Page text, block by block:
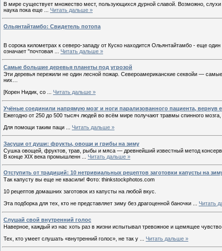
В мире существует множество мест, пользующихся дурной славой. Возможно,
наука пока еще
Читать дальше »
Ольянтайтамбо: Свидетель потопа
В сорока километрах к северо-западу от Куско находится Ольянтайтамбо - еще
означает "почтовая
Читать дальше »
Самые большие деревья планеты под угрозой
Эти деревья пережили не один лесной пожар. Североамериканские секвойи —
них…
[Корен Нидик, со
Читать дальше »
Учёные соединили напрямую мозг и ноги парализованного пациента, вернув
Ежегодно от 250 до 500 тысяч людей во всём мире получают травмы спинного
Для помощи таким паци
Читать дальше »
Засуши от души: фрукты, овощи и грибы на зиму
Сушка овощей, фруктов, трав, рыбы и мяса — древнейший известный метод
В конце XIX века промышленн
Читать дальше »
Отступить от традиций: 10 нетривиальных рецептов заготовки капусты на
Так капусту вы еще не квасили! Фото: thinkstockphotos.com
10 рецептов домашних заготовок из капусты на любой вкус.
Эта подборка для тех, кто не представляет зиму без драгоценной баночки
Читать
Слушай свой внутренний голос
Наверное, каждый из нас хоть раз в жизни испытывал тревожное и щемящее
Тех, кто умеет слушать «внутренний голос», не так у
Читать дальше »